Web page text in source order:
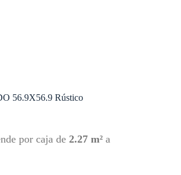
56.9X56.9 Rústico
por caja de 2.27 m² a